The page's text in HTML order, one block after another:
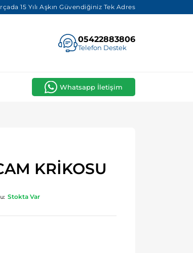
15 Yılı Aşkın Güvendiğiniz Tek Adres
05422883806
Telefon Destek
Whatsapp İletişim
KRİKOSU
Stokta Var